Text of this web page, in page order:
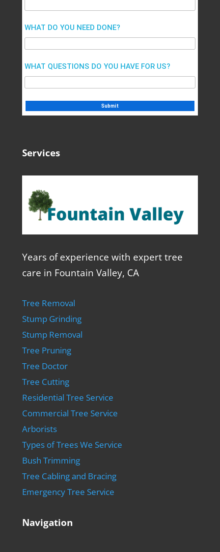
WHAT DO YOU NEED DONE?
WHAT QUESTIONS DO YOU HAVE FOR US?
Services
Years of experience with expert tree
care in Fountain Valley, CA
Tree Removal
Stump Grinding
Stump Removal
Tree Pruning
Tree Doctor
Tree Cutting
Residential Tree Service
Commercial Tree Service
Arborists
Types of Trees We Service
Bush Trimming
Tree Cabling and Bracing
Emergency Tree Service
Navigation